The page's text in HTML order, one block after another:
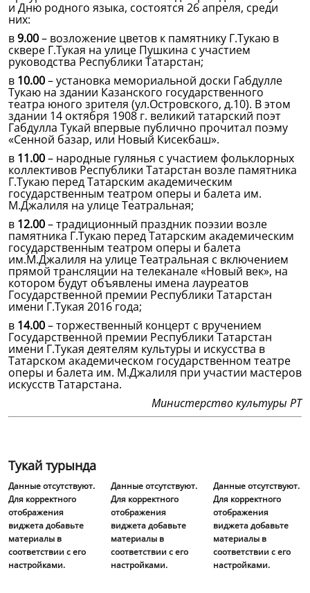
и Дню родного языка, состоятся 26 апреля, среди
них:
в9.00– возложение цветов к памятнику Г.Тукаю в
сквере Г.Тукая на улице Пушкина с участием
руководства Республики Татарстан;
в 10.00– установка мемориальной доски Габдулле
Тукаю на здании Казанского государственного
театра юного зрителя (ул.Островского, д.10). В этом
здании 14 октября 1908 г. великий татарский поэт
Габдулла Тукай впервые публично прочитал поэму
«Сенной базар, или Новый Кисекбаш».
в 11.00– народные гулянья с участием фольклорных
коллективов Республики Татарстан возле памятника
Г.Тукаю перед Татарским академическим
государственным театром оперы и балета им.
М.Джалиля на улице Театральная;
в 12.00– традиционный праздник поэзии возле
памятника Г.Тукаю перед Татарским академическим
государственным театром оперы и балета
им.М.Джалиля на улице Театральная с включением
прямой трансляции на телеканале «Новый век», на
котором будут объявлены имена лауреатов
Государственной премии Республики Татарстан
имени Г.Тукая 2016 года;
в 14.00– торжественный концерт с вручением
Государственной премии Республики Татарстан
имени Г.Тукая деятелям культуры и искусства в
Татарском академическом государственном театре
оперы и балета им. М.Джалиля при участии мастеров
искусств Татарстана.
Министерство культуры РТ
Тукай турында
Данные отсутствуют.
Для корректного
отображения
виджета добавьте
материалы в
соответствии с его
настройками.
Данные отсутствуют.
Для корректного
отображения
виджета добавьте
материалы в
соответствии с его
настройками.
Данные отсутствуют.
Для корректного
отображения
виджета добавьте
материалы в
соответствии с его
настройками.